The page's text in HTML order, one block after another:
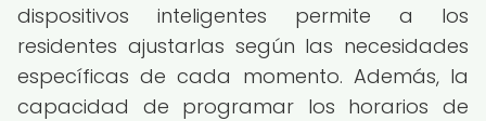
dispositivos inteligentes permite a los
residentes ajustarlas según las necesidades
específicas de cada momento. Además, la
capacidad de programar los horarios de